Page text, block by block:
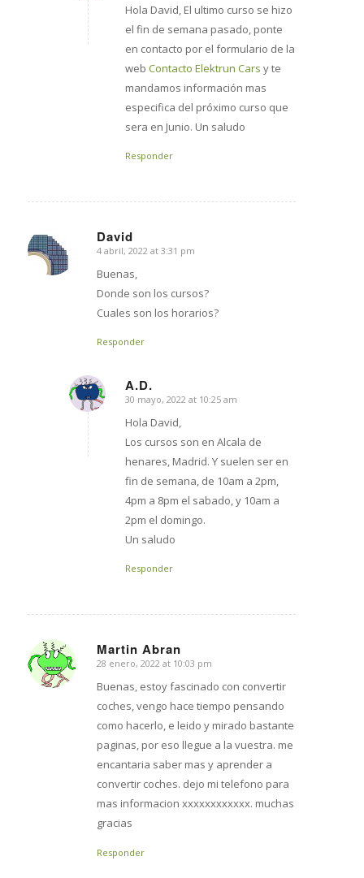
Hola David, El ultimo curso se hizo
el fin de semana pasado, ponte
en contacto por el formulario de la
web Contacto Elektrun Cars y te
mandamos información mas
especifica del próximo curso que
sera en Junio. Un saludo
Responder
David
says:
4 abril, 2022 at 3:31 pm
Buenas,
Donde son los cursos?
Cuales son los horarios?
Responder
A.D.
says:
30 mayo, 2022 at 10:25 am
Hola David,
Los cursos son en Alcala de
henares, Madrid. Y suelen ser en
fin de semana, de 10am a 2pm,
4pm a 8pm el sabado, y 10am a
2pm el domingo.
Un saludo
Responder
Martin Abran
says:
28 enero, 2022 at 10:03 pm
Buenas, estoy fascinado con convertir
coches, vengo hace tiempo pensando
como hacerlo, e leido y mirado bastante
paginas, por eso llegue a la vuestra. me
encantaria saber mas y aprender a
convertir coches. dejo mi telefono para
mas informacion xxxxxxxxxxxx. muchas
gracias
Responder